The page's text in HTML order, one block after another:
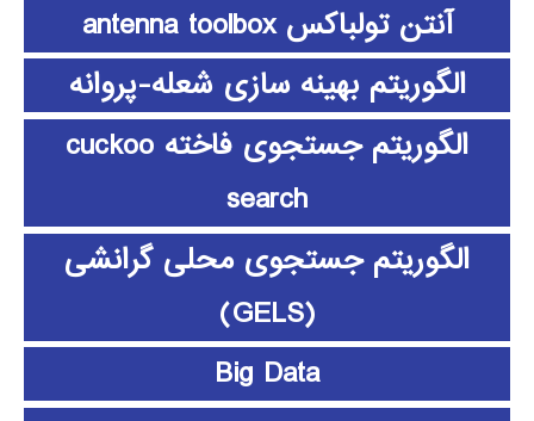
آنتن تولباکس antenna toolbox
الگوریتم بهینه سازی شعله-پروانه
الگوریتم جستجوی فاخته cuckoo
search
الگوریتم جستجوی محلی گرانشی
(GELS)
Big Data